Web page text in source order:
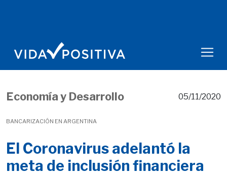
Economía y Desarrollo
BANCARIZACIÓN EN ARGENTINA
05/11/2020
El Coronavirus adelantó la
meta de inclusión financiera